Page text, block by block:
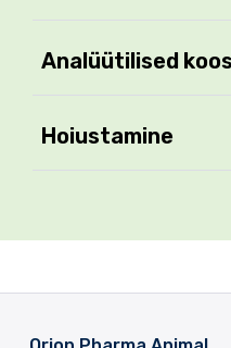
Analüütilised
Hoiustamine